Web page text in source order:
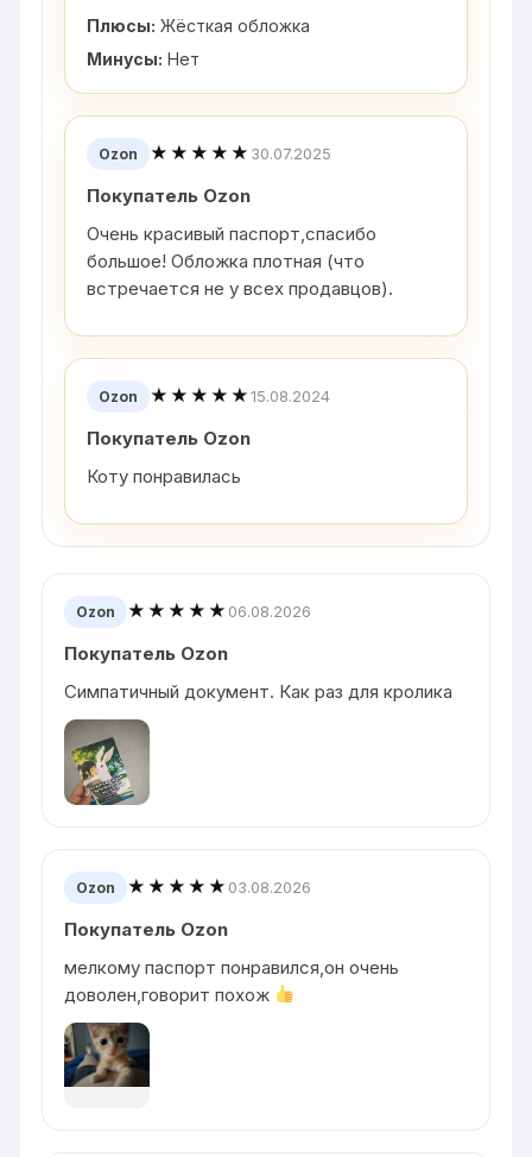
Плюсы: Жёсткая обложка
Минусы: Нет
Ozon ★★★★★ 30.07.2025
Покупатель Ozon
Очень красивый паспорт,спасибо
большое! Обложка плотная (что
встречается не у всех продавцов).
Ozon ★★★★★15.08.2024
Покупатель Ozon
Коту понравилась
Ozon ★★★★★ 06.08.2026
Покупатель Ozon
Симпатичный документ. Как раз для кролика
Ozon ★★★★★ 03.08.2026
Покупатель Ozon
мелкому паспорт понравился,он очень
доволен,говорит похож